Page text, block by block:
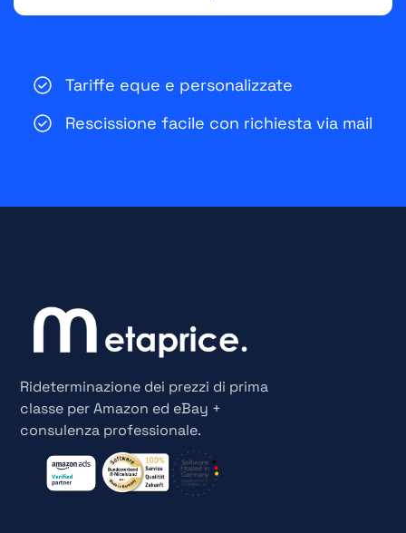
Tariffe eque e personalizzate
Rescissione facile con richiesta via mail
Rideterminazione dei prezzi di prima
classe per Amazon ed eBay +
consulenza professionale.